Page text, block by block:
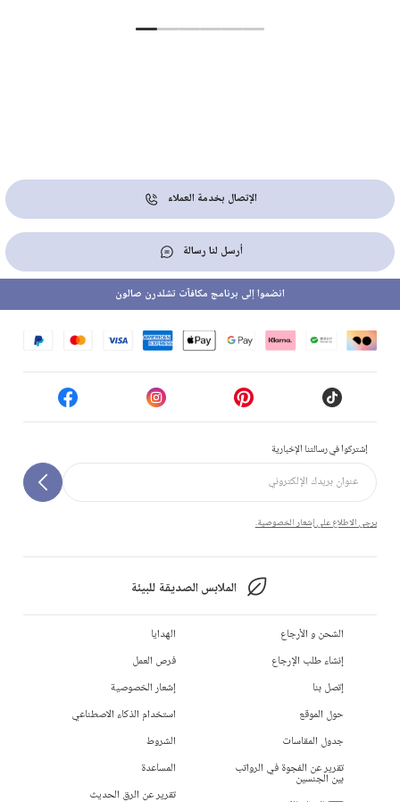
الإتصال بخدمة العملاء
أرسل لنا رسالة
إشتركوا في رسالتنا الإخبارية
يرجى الاطلاع على إشعار الخصوصية.
الملابس الصديقة للبيئة
انضموا إلى برنامج مكافآت تشلدرن صالون
الشحن و الأرجاع
إنشاء طلب الإرجاع
إتصل بنا
حول الموقع
جدول المقاسات
تقرير عن الفجوة في الرواتب
بين الجنسين
الهدايا
فرص العمل
إشعار الخصوصية
استخدام الذكاء الاصطناعي
الشروط
المساعدة
تقرير عن الرق الحديث